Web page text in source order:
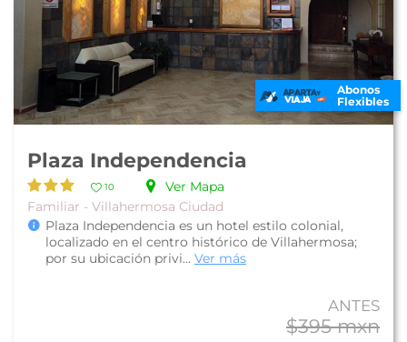
Abonos
Flexibles
Plaza Independencia
10
Ver Mapa
Familiar - Villahermosa Ciudad
Plaza Independencia es un hotel estilo colonial,
localizado en el centro histórico de Villahermosa;
por su ubicación privi... Ver más
ANTES
$395 mxn